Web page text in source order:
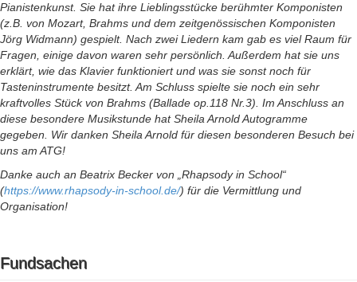
Pianistenkunst. Sie hat ihre Lieblingsstücke berühmter Komponisten
(z.B. von Mozart, Brahms und dem zeitgenössischen Komponisten
Jörg Widmann) gespielt. Nach zwei Liedern kam gab es viel Raum für
Fragen, einige davon waren sehr persönlich. Außerdem hat sie uns
erklärt, wie das Klavier funktioniert und was sie sonst noch für
Tasteninstrumente besitzt. Am Schluss spielte sie noch ein sehr
kraftvolles Stück von Brahms (Ballade op.118 Nr.3). Im Anschluss an
diese besondere Musikstunde hat Sheila Arnold Autogramme
gegeben. Wir danken Sheila Arnold für diesen besonderen Besuch bei
uns am ATG!
Danke auch an Beatrix Becker von „Rhapsody in School“
(https://www.rhapsody-in-school.de/) für die Vermittlung und
Organisation!
Fundsachen